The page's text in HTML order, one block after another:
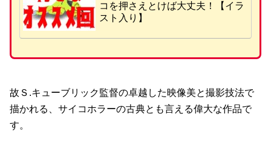
コを押さえとけば大丈夫！【イラ
スト入り】
故Ｓ.キューブリック監督の卓越した映像美と撮影技法で
描かれる、サイコホラーの古典とも言える偉大な作品で
す。